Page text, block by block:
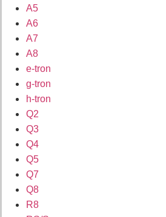
A5
A6
A7
A8
e-tron
g-tron
h-tron
Q2
Q3
Q4
Q5
Q7
Q8
R8